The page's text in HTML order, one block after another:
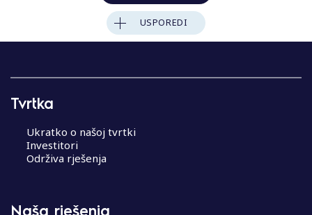
USPOREDI
Tvrtka
Ukratko o našoj tvrtki
Investitori
Održiva rješenja
Naša rješenja